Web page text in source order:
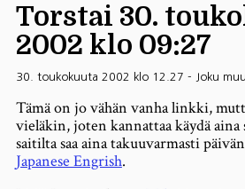
Torstai 30.
2002 klo 09:27
30. toukokuuta 2002 klo 12.27 - Joku muu
Tämä on jo vähän vanha linkki,
vieläkin, joten kannattaa käydä
saitilta saa aina takuuvarmasti
Japanese Engrish.